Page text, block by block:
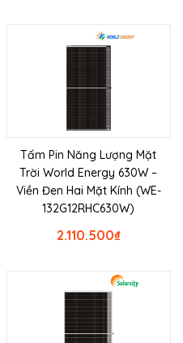
Tấm Pin Năng Lượng Mặt
Trời World Energy 630W –
Viền Đen Hai Mặt Kính (WE-
132G12RHC630W)
₫
2.110.500